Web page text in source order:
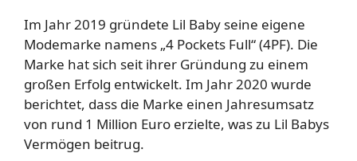
Im Jahr 2019 gründete Lil Baby seine eigene
Modemarke namens „4 Pockets Full“ (4PF). Die
Marke hat sich seit ihrer Gründung zu einem
großen Erfolg entwickelt. Im Jahr 2020 wurde
berichtet, dass die Marke einen Jahresumsatz
von rund 1 Million Euro erzielte, was zu Lil Babys
Vermögen beitrug.